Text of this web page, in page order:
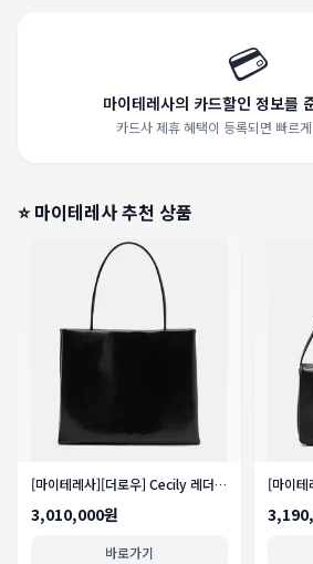
💳
마이테레사의 카드할인 정보를
카드사 제휴 혜택이 등록되면 빠르
⭐마이테레사추천 상품
[마이테레사][더로우] Cecily 레더 토트 백
3,010,000원
바로가기